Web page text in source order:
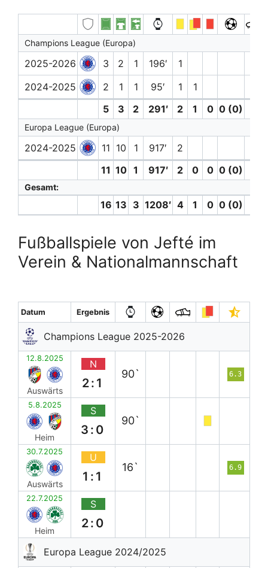
Champions League (Europa)
2025-2026 3 2 1 196′
1
2024-2025
2 1 1 95′ 1
1
5
3 2 291′ 2 1 0 0 (0)
Europa League (Europa)
2024-2025 11 10 1 917′
2
11 10 1 917′ 2 0 0 0 (0)
Gesamt:
16 13 3 1208′ 4 1 0 0 (0)
Fußballspiele von Jefté im
Verein & Nationalmannschaft
Datum Ergebnis
Champions League 2025-2026
12.8.2025
Auswärts
N
2:1
90` 6.3
5.8.2025
Heim
S
3:0
90`
30.7.2025
Auswärts
U
1:1
16` 6.9
22.7.2025
Heim
S
2:0
Europa League 2024/2025